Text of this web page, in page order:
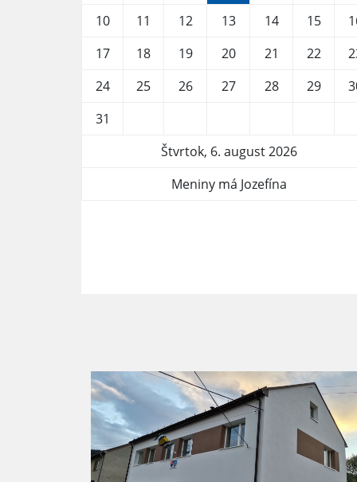
10
11 12 13 14 15
17
18 19 20 21 22
24
25 26 27 28 29
31
Štvrtok, 6. august 2026
Meniny má Jozefína